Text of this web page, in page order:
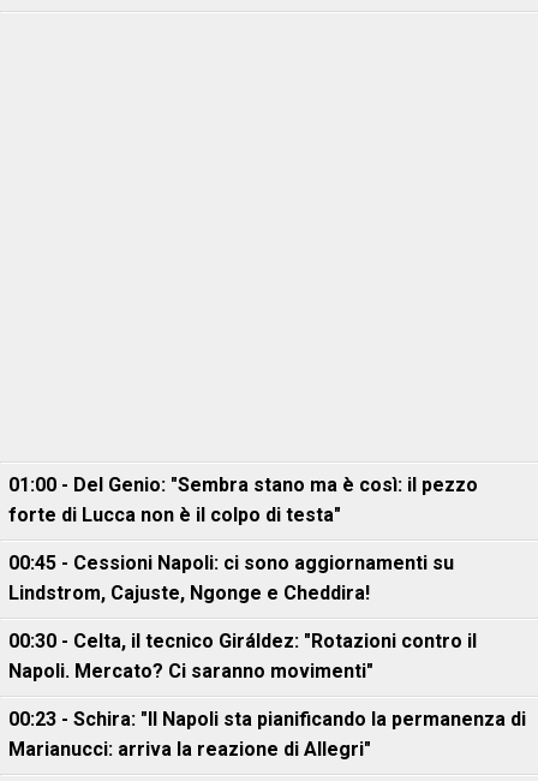
01:00 - Del Genio: "Sembra stano ma è così: il pezzo
forte di Lucca non è il colpo di testa"
00:45 - Cessioni Napoli: ci sono aggiornamenti su
Lindstrom, Cajuste, Ngonge e Cheddira!
00:30 - Celta, il tecnico Giráldez: "Rotazioni contro il
Napoli. Mercato? Ci saranno movimenti"
00:23 - Schira: "Il Napoli sta pianificando la permanenza di
Marianucci: arriva la reazione di Allegri"